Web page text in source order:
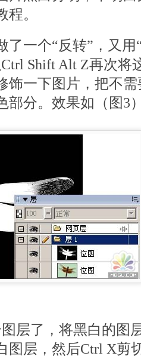
。
了一个“反转”，又用
Shift Alt Z再次将
饰一下图片，把不
部分。效果如（图3
层了，将黑白的图
图层，然后Ctrl X剪